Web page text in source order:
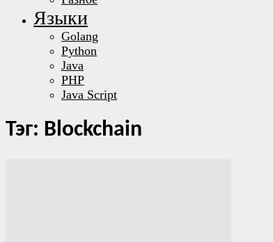
Языки
Golang
Python
Java
PHP
Java Script
Тэг: Blockchain